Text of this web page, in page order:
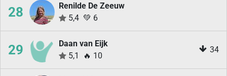
28
Renilde De Zeeuw
5,4 💚 6
29
Daan van Eijk
5,1
🔥 10
34